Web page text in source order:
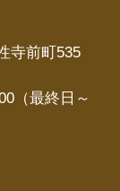
寺前町535
（最終日～